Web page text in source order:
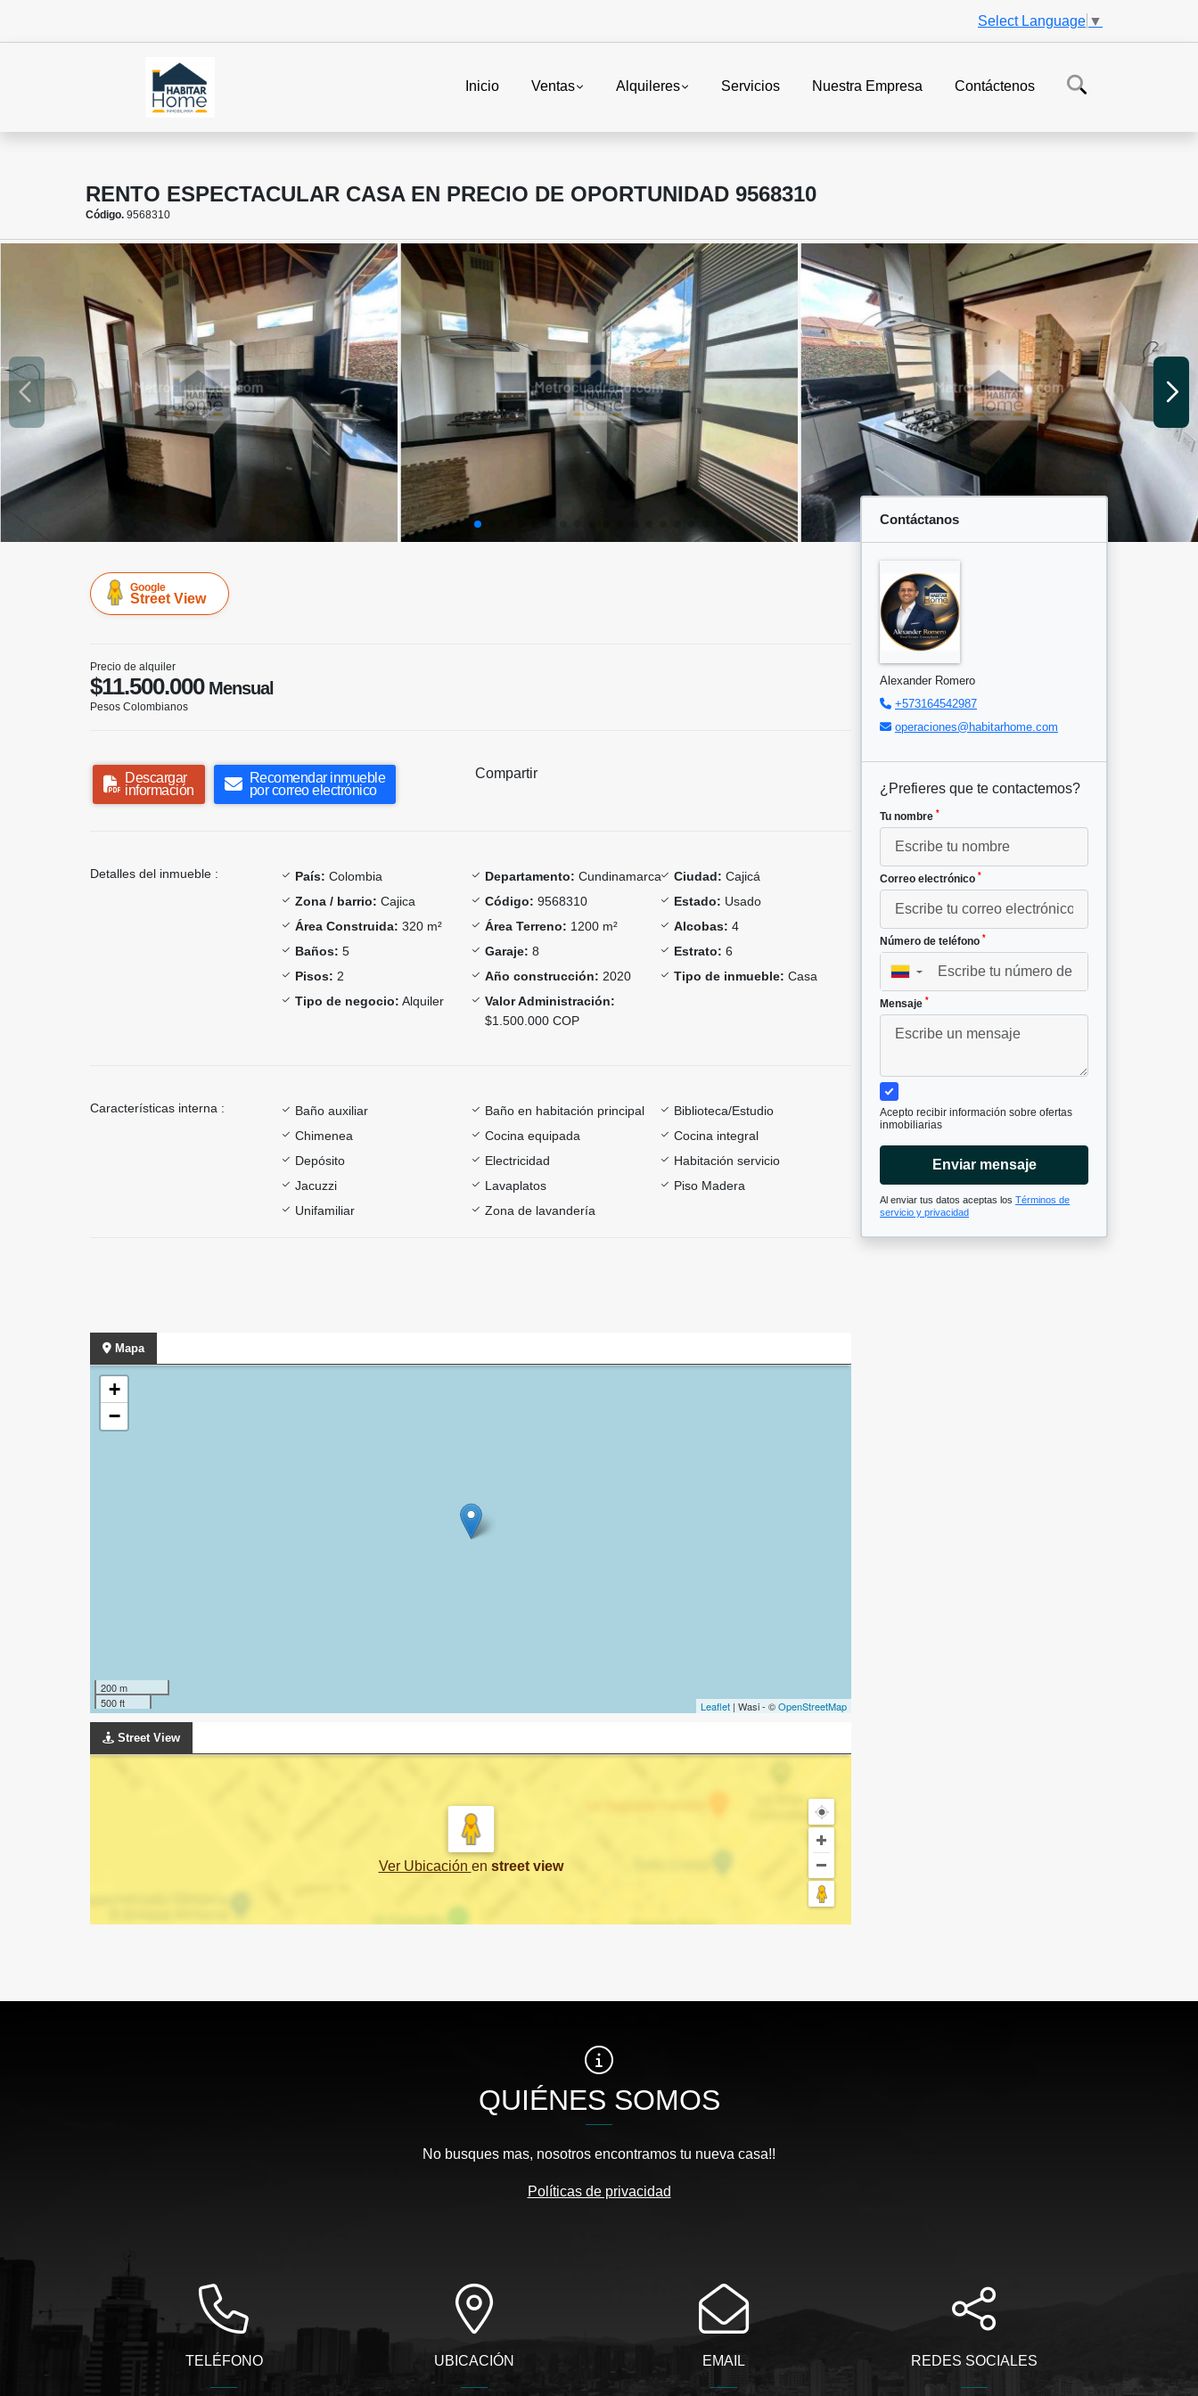
Select Language ▼
Inicio Ventas Alquileres Servicios Nuestra Empresa Contáctenos
RENTO ESPECTACULAR CASA EN PRECIO DE OPORTUNIDAD 9568310
Código. 9568310
Google
Street View
Precio de alquiler
$11.500.000Mensual
Pesos Colombianos
Descargar
información
Recomendar inmueble
por correo electrónico
Compartir
Detalles del inmueble : País: Colombia Departamento: Cundinamarca Ciudad: Cajicá
Zona / barrio: Cajica Código: 9568310 Estado: Usado
Área Construida: 320 m² Área Terreno: 1200 m² Alcobas: 4
Baños: 5 Garaje: 8 Estrato: 6
Pisos: 2 Año construcción: 2020 Tipo de inmueble: Casa
Tipo de negocio: Alquiler
Valor Administración:
$1.500.000 COP
Características interna : Baño auxiliar Baño en habitación principal
Biblioteca/Estudio
Chimenea
Cocina equipada
Cocina integral
Depósito
Electricidad
Habitación servicio
Jacuzzi
Lavaplatos
Piso Madera
Unifamiliar
Zona de lavandería
Mapa
+
−
200 m
500 ft
Leaflet | Wasi - ©OpenStreetMap
Street View
Ver Ubicación en street view
Contáctanos
Alexander Romero
+573164542987
operaciones@habitarhome.com
¿Prefieres que te contactemos?
Tu nombre *
Correo electrónico *
Número de teléfono *
▼
Mensaje *
Acepto recibir información sobre ofertas
inmobiliarias
Enviar mensaje
Al enviar tus datos aceptas los Términos de
servicio y privacidad
QUIÉNES SOMOS
No busques mas, nosotros encontramos tu nueva casa!!
Políticas de privacidad
TELÉFONO UBICACIÓN EMAIL REDES SOCIALES